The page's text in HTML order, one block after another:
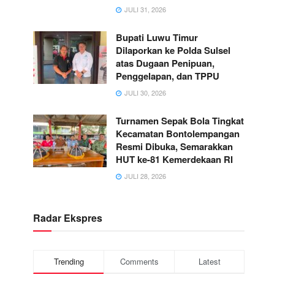
JULI 31, 2026
Bupati Luwu Timur
Dilaporkan ke Polda Sulsel
atas Dugaan Penipuan,
Penggelapan, dan TPPU
JULI 30, 2026
Turnamen Sepak Bola Tingkat
Kecamatan Bontolempangan
Resmi Dibuka, Semarakkan
HUT ke-81 Kemerdekaan RI
JULI 28, 2026
Radar Ekspres
Trending Comments Latest